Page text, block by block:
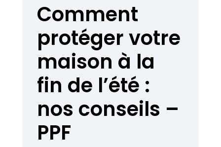
Comment
protéger votre
maison à la
fin de l’été :
nos conseils –
PPF